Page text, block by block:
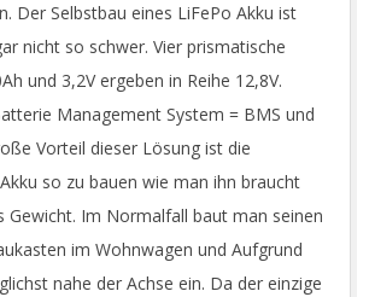
Der Selbstbau eines LiFePo Akku ist
nicht so schwer. Vier prismatische
und 3,2V ergeben in Reihe 12,8V.
Management System = BMS und
Vorteil dieser Lösung ist die
so zu bauen wie man ihn braucht
Gewicht. Im Normalfall baut man seinen
im Wohnwagen und Aufgrund
nahe der Achse ein. Da der einzige